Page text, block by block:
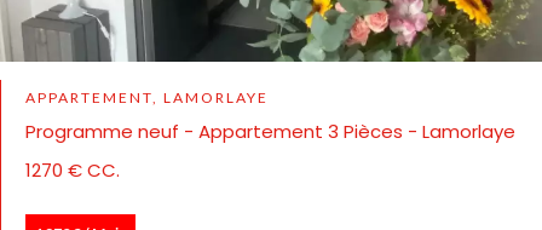
APPARTEMENT, LAMORLAYE
Programme neuf - Appartement 3 Pièces - Lamorlaye
1270 € CC.